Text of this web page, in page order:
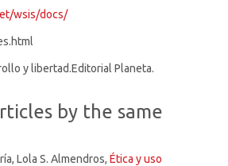
wsis/docs/
y libertad.Editorial Planeta.
by the same
Lola S. Almendros, Ética y uso